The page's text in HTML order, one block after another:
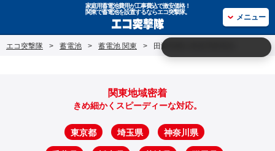
家庭用蓄電池費用が工事費込で激安価格！
関東で蓄電池を設置するならエコ突撃隊。
メニュー
エコ突撃隊 > 蓄電池 > 蓄電池 関東 > 田淵電機の家庭用蓄電池
関東地域密着
きめ細かくスピーディーな対応。
東京都 埼玉県 神奈川県